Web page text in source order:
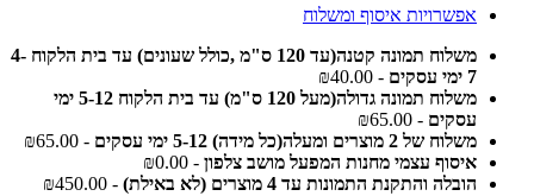
אפשרויות איסוף ומשלוח
משלוח תמונה קטנה(עד 120 ס"מ ,כולל שעונים) עד בית הלקוח 4-
7 ימי עסקים
- ₪40.00
משלוח תמונה גדולה(מעל 120 ס"מ) עד בית הלקוח 5-12 ימי
עסקים - ₪65.00
משלוח של 2 מוצרים ומעלה(כל מידה) 5-12 ימי עסקים
- ₪65.00
איסוף עצמי מחנות המפעל מושב צלפון - ₪0.00
הובלה והתקנת התמונות עד 4 מוצרים (לא באילת)
- ₪450.00